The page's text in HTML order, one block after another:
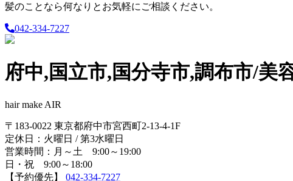
髪のことなら何なりとお気軽にご相談ください。
042-334-7227
府中,国立市,国分寺市,調布市/美
hair make AIR
〒183-0022 東京都府中市宮西町2-13-4-1F
定休日：火曜日 / 第3水曜日
営業時間：月～土 9:00～19:00
日・祝 9:00～18:00
【予約優先】 042-334-7227